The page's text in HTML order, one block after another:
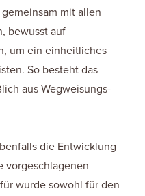
mit allen
bewusst auf
um ein einheitliches
So besteht das
aus Wegweisungs-
die Entwicklung
vorgeschlagenen
wurde sowohl für den